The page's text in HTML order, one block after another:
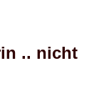
.. nicht